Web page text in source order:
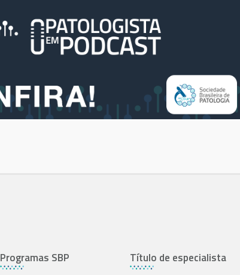
Programas SBP Título de especialista